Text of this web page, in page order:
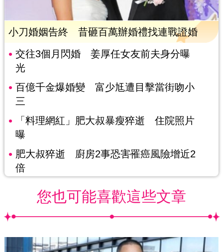
小刀婚姻告終 昔砸百萬辦婚禮找連戰證婚
交往3個月閃婚 姜厚任女友前夫身分曝
光
百億千金爆婚變 富少尪遭目擊當街吻小
三
「料理網紅」肥大叔暴瘦猝逝 住院照片
曝
肥大叔猝逝 廚房2事恐害罹癌風險增近2
倍
您也可能喜歡這些文章